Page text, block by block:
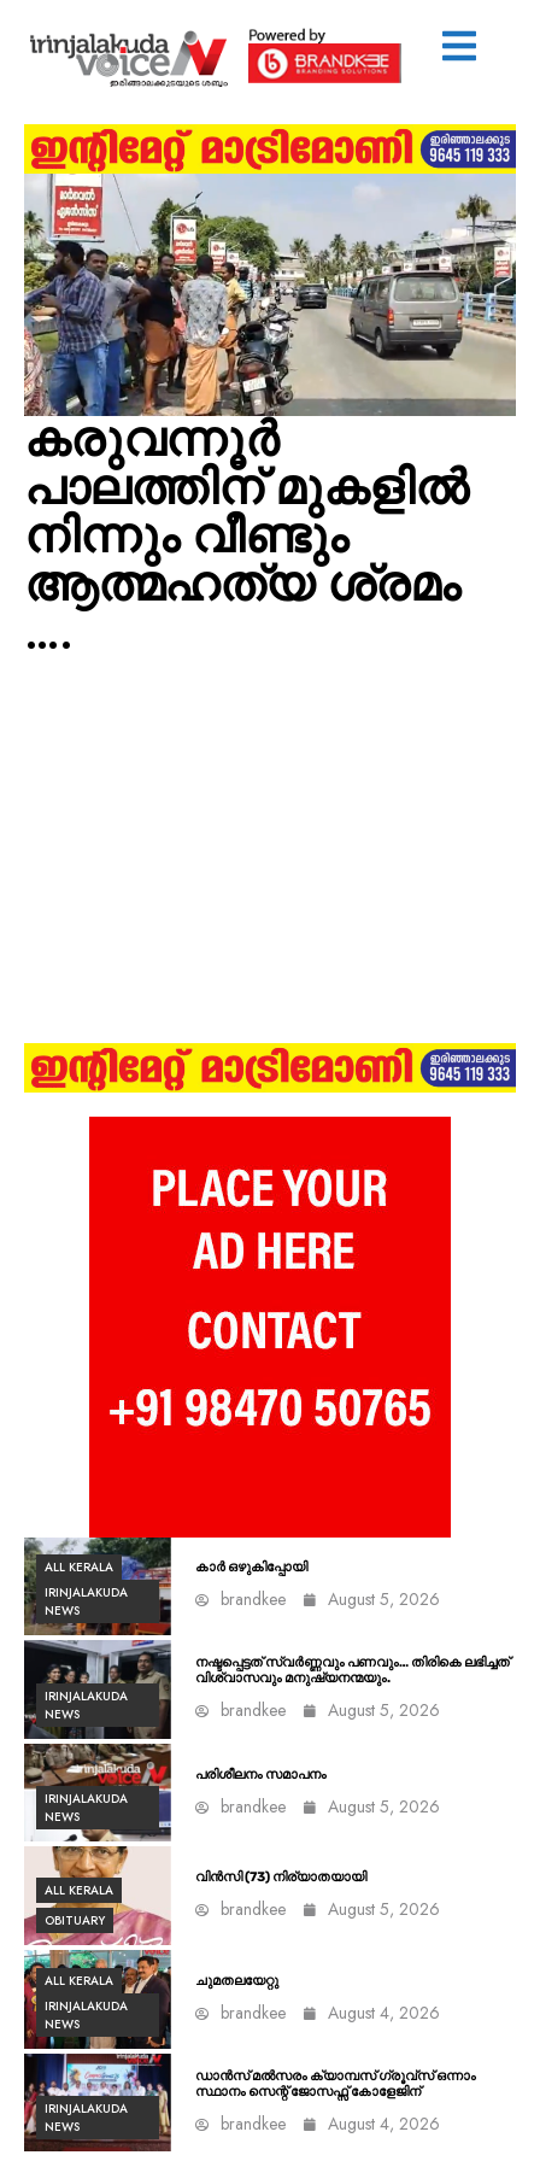
കരുവന്നൂർ
പാലത്തിന് മുകളിൽ
നിന്നും വീണ്ടും
ആത്മഹത്യ ശ്രമം
….
ALL KERALA
IRINJALAKUDA
NEWS
കാർ ഒഴുകിപ്പോയി
brandkee August 5, 2026
IRINJALAKUDA
NEWS
നഷ്ടപ്പെട്ടത് സ്വർണ്ണവും പണവും… തിരികെ ലഭിച്ചത്
വിശ്വാസവും മനുഷ്യനന്മയും.
brandkee August 5, 2026
IRINJALAKUDA
NEWS
പരിശീലനം സമാപനം
brandkee August 5, 2026
ALL KERALA
OBITUARY
വിൻസി (73) നിര്യാതയായി
brandkee August 5, 2026
ALL KERALA
IRINJALAKUDA
NEWS
ചുമതലയേറ്റു
brandkee August 4, 2026
IRINJALAKUDA
NEWS
ഡാൻസ് മൽസരം ക്യാമ്പസ് ഗ്രൂവ്സ് ഒന്നാം
സ്ഥാനം സെന്റ് ജോസഫ്സ് കോളേജിന്
brandkee August 4, 2026